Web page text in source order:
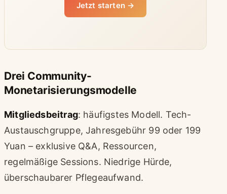
Jetzt starten →
Drei Community-
Monetarisierungsmodelle
Mitgliedsbeitrag: häufigstes Modell. Tech-
Austauschgruppe, Jahresgebühr 99 oder 199
Yuan – exklusive Q&A, Ressourcen,
regelmäßige Sessions. Niedrige Hürde,
überschaubarer Pflegeaufwand.